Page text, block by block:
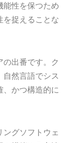
能性を保つため
を捉えることな
出番です。ク
然言語でシス
、かつ構造的に
グソフトウェ